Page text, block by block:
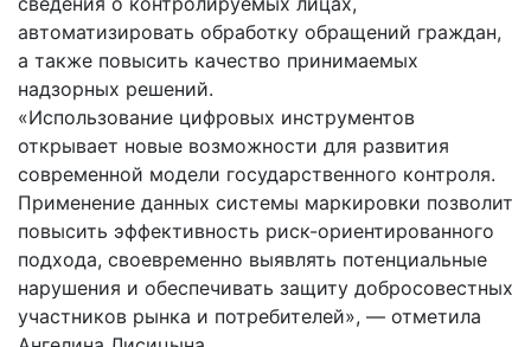
автоматизировать обработку обращений граждан,
а также повысить качество принимаемых
надзорных решений.
«Использование цифровых инструментов
открывает новые возможности для развития
современной модели государственного контроля.
Применение данных системы маркировки позволит
повысить эффективность риск-ориентированного
подхода, своевременно выявлять потенциальные
нарушения и обеспечивать защиту добросовестных
участников рынка и потребителей», — отметила